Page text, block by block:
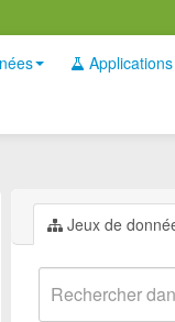
Applications
Jeux de